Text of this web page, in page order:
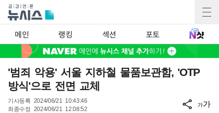
메인 랭킹 섹션 포토
'범죄 악용' 서울 지하철 물품보관함, 'OTP
방식'으로 전면 교체
기사등록 2024/06/21 10:43:46
최종수정 2024/06/21 12:08:52
가가